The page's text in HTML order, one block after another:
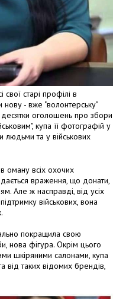
свої старі профілі в
нову - вже "волонтерську"
десятки оголошень про збори
купа її фотографій у
людьми та у військових
в оману всіх охочих
враження, що донати,
Але ж насправді, від усіх
військових, вона
покращила свою
нова фігура. Окрім цього
шкіряними салонами, купа
від таких відомих брендів,